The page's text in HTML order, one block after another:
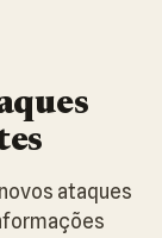
ataques